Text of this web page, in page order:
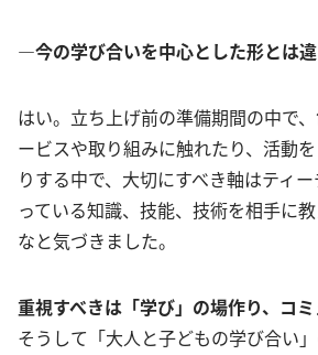
―今の学び合いを中心とした形とは違
はい。立ち上げ前の準備期間の中で
ービスや取り組みに触れたり、活動
りする中で、大切にすべき軸はティ
っている知識、技能、技術を相手に
なと気づきました。
重視すべきは「学び」の場作り、コミ
そうして「大人と子どもの学び合い